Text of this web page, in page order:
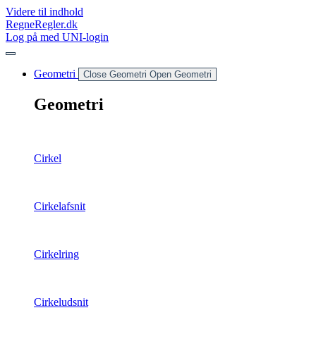
Videre til indhold
RegneRegler.dk
Log på med UNI-login
Geometri Close Geometri Open Geometri
Geometri
Cirkel
Cirkelafsnit
Cirkelring
Cirkeludsnit